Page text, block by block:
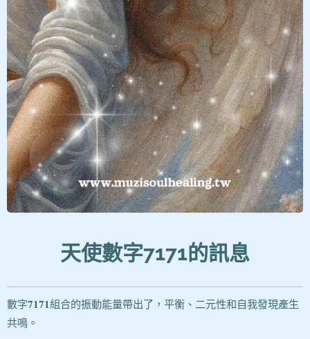
天使數字7171的訊息
數字𝟕𝟏𝟕𝟏組合的振動能量帶出了，平衡、二元性和自我發現產生
共鳴。